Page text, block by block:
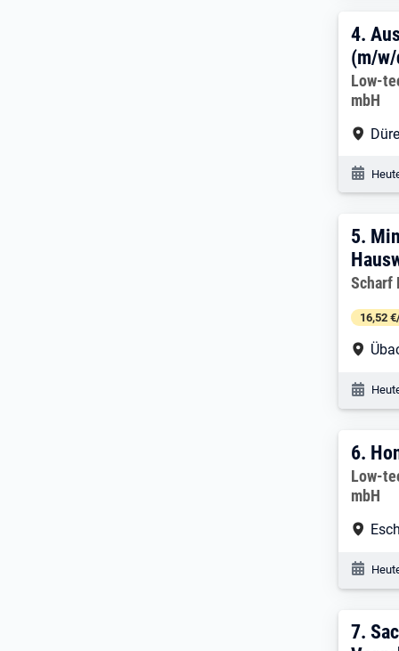
4.
4.
(m/
Low-
mbH
5.
5.
Scharf
16,52
6.
6.
Low-
mbH
7.
7.